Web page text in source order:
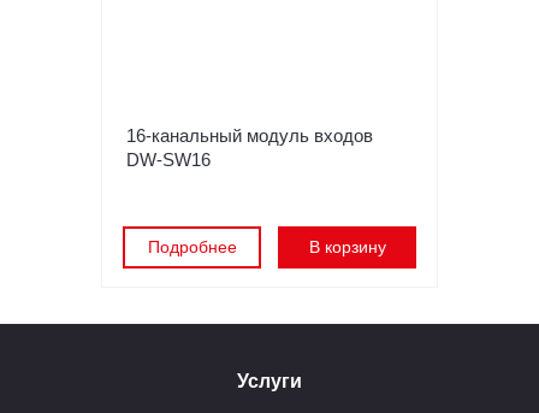
16-канальный модуль входов
DW-SW16
Подробнее В корзину
Услуги